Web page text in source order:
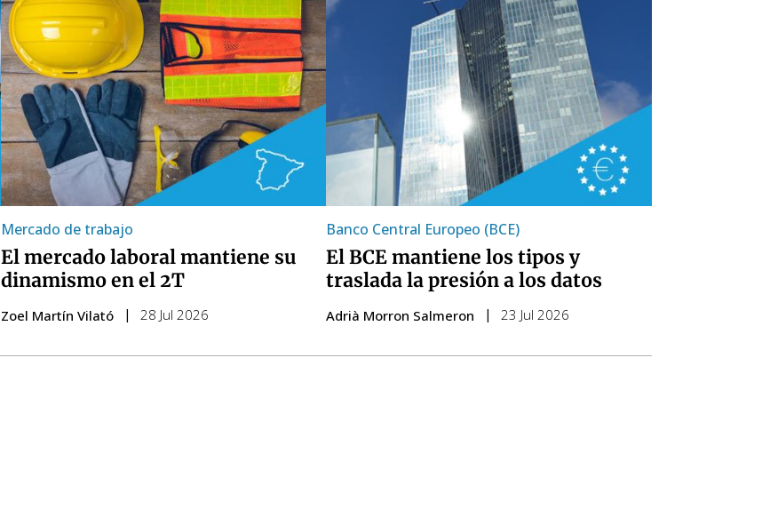
Mercado de trabajo
El mercado laboral mantiene su
dinamismo en el 2T
Zoel Martín Vilató 28 Jul 2026
Banco Central Europeo (BCE)
El BCE mantiene los tipos y
traslada la presión a los datos
Adrià Morron Salmeron 23 Jul 2026